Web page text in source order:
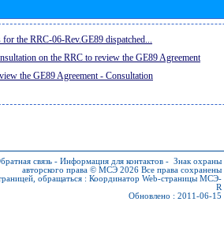
the RRC-06-Rev.GE89 dispatched...
on the RRC to review the GE89 Agreement
the GE89 Agreement - Consultation
связь - Информация для контактов - Знак охраны
авторского права © МСЭ 2026 Все права сохранены
обращаться : Координатор Web-страницы МСЭ-
R
Обновлено : 2011-06-15